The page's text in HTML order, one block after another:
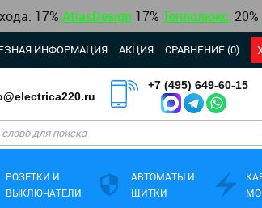
17% AtlasDesign 17% Теплолюкс, 20%
ИНФОРМАЦИЯ АКЦИЯ СРАВНЕНИЕ (0)
+7 (495) 649-60-15
РОЗЕТКИ И
ВЫКЛЮЧАТЕЛИ
АВТОМАТЫ И
ЩИТКИ